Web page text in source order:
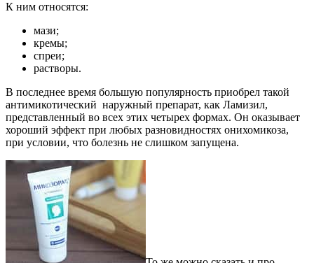
К ним относятся:
мази;
кремы;
спреи;
растворы.
В последнее время большую популярность приобрел такой
антимикотический наружный препарат, как Ламизил,
представленный во всех этих четырех формах. Он оказывает
хороший эффект при любых разновидностях онихомикоза,
при условии, что болезнь не слишком запущена.